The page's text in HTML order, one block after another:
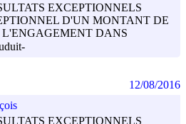
EXCEPTIONNELS
D'UN MONTANT DE
L'ENGAGEMENT DANS
EXCEPTIONNELS
12/08/2016